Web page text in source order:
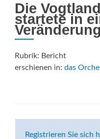
Die
startete in
Rubrik: Bericht
erschienen in: das
Registrieren Sie sich